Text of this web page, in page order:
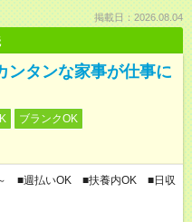
掲載日：2026.08.04
ンタンな家事が仕事に
ブランクOK
～ ■週払いOK ■扶養内OK ■日収